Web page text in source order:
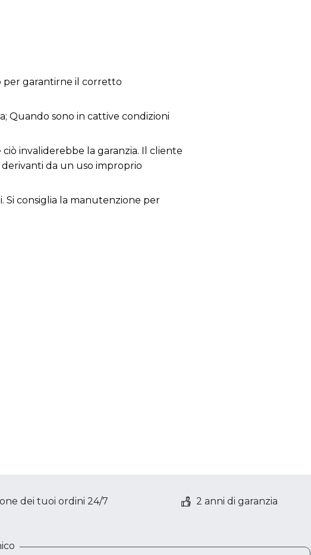
garantirne il corretto
Quando sono in cattive condizioni
invaliderebbe la garanzia. Il cliente
da un uso improprio
Si consiglia la manutenzione per
dei tuoi ordini 24/7 2 anni di garanzia